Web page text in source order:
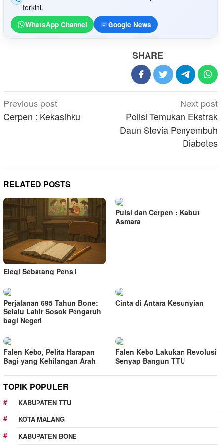
terkini.
WhatsApp Channel Google News
SHARE
Post
navigation
Previous post
Cerpen : Kekasihku
Next post
Polisi Temukan Ekstrak
Daun Stevia Penyembuh
Diabetes
RELATED POSTS
Elegi Sebatang Pensil
Puisi dan Cerpen : Kabut
Asmara
Perjalanan 695 Tahun Bone:
Selalu Lahir Sosok Pengaruh
bagi Negeri
Cinta di Antara Kesunyian
Falen Kebo, Pelita Harapan
Bagi yang Kehilangan Arah
Falen Kebo Lakukan Revolusi
Senyap Bangun TTU
TOPIK POPULER
KABUPATEN TTU
KOTA MALANG
KABUPATEN BONE